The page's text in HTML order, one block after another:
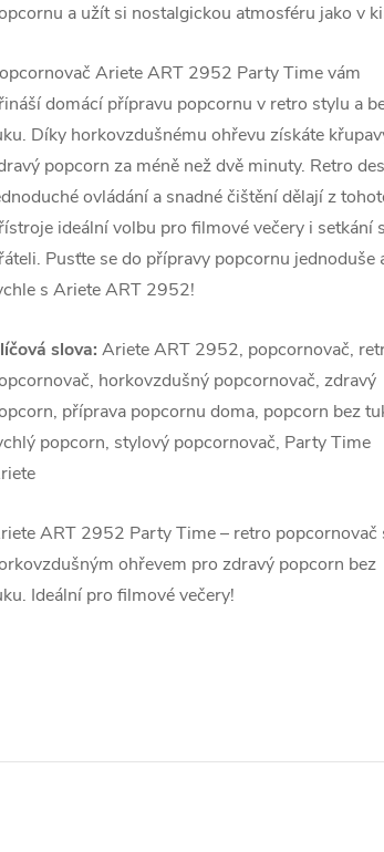
a užít si nostalgickou atmosféru jako v
Ariete ART 2952 Party Time vám
domácí přípravu popcornu v retro stylu a
Díky horkovzdušnému ohřevu získáte
popcorn za méně než dvě minuty. Retro
ovládání a snadné čištění dělají z
ideální volbu pro filmové večery i setkání s
Pusťte se do přípravy popcornu jednoduše
s Ariete ART 2952!
slova: Ariete ART 2952, popcornovač,
horkovzdušný popcornovač, zdravý
příprava popcornu doma, popcorn bez
popcorn, stylový popcornovač, Party Time
ART 2952 Party Time – retro popcornovač
ohřevem pro zdravý popcorn bez
Ideální pro filmové večery!